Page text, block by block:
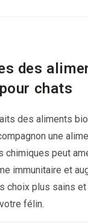
des
chats
des aliments
une
peut
immunitaire et
choix plus sains
félin.